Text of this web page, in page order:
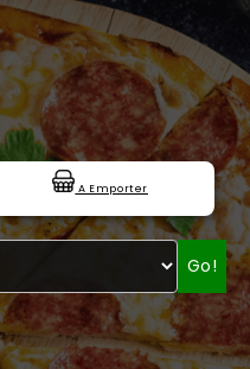
A Emporter
Go!